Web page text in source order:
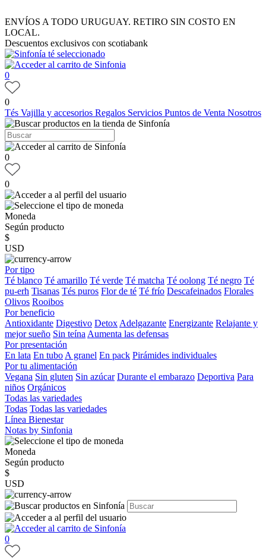
ENVÍOS A TODO URUGUAY. RETIRO SIN COSTO EN
LOCAL.
Descuentos exclusivos con scotiabank
0
0
Tés Vajilla y accesorios Regalos Servicios Puntos de Venta Nosotros
0
0
Moneda
Según producto
$
USD
Por tipo
Té blanco Té amarillo Té verde Té matcha Té oolong Té negro Té
pu-erh Tisanas Tés puros Flor de té Té frío Descafeinados Florales
Olivos Rooibos
Por beneficio
Antioxidante Digestivo Detox Adelgazante Energizante Relajante y
mejor sueño Sin teína Aumenta las defensas
Por presentación
En lata En tubo A granel En pack Pirámides individuales
Por tu alimentación
Vegana Sin gluten Sin azúcar Durante el embarazo Deportiva Para
niños Orgánicos
Todas las variedades
Todas Todas las variedades
Línea Bienestar
Notas by Sinfonia
Moneda
Según producto
$
USD
0